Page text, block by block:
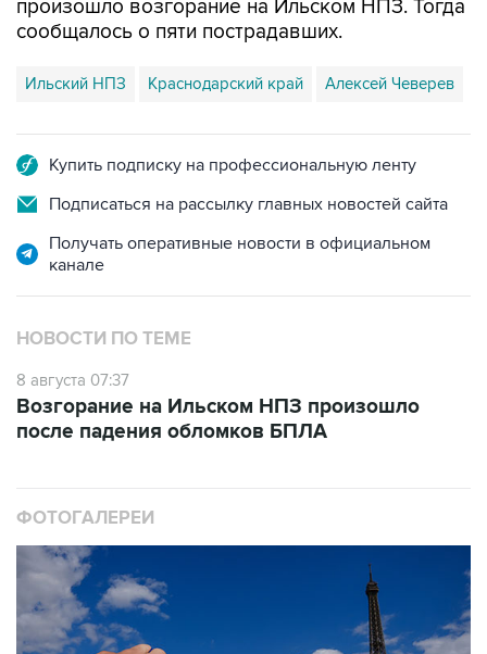
Ильский НПЗ Краснодарский край Алексей Чеверев
Подписаться на рассылку главных новостей сайта
Получать оперативные новости в официальном
НОВОСТИ ПО ТЕМЕ
8 августа 07:37
после падения обломков БПЛА